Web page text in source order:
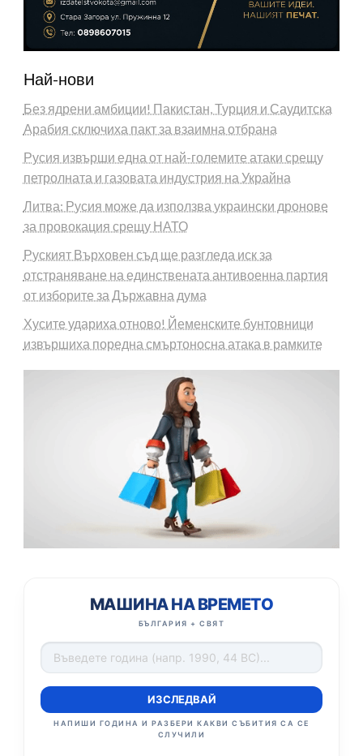
Най-нови
Без ядрени амбиции! Пакистан, Турция и Саудитска
Арабия сключиха пакт за взаимна отбрана
Русия извърши една от най-големите атаки срещу
петролната и газовата индустрия на Украйна
Литва: Русия може да използва украински дронове
за провокация срещу НАТО
Руският Върховен съд ще разгледа иск за
отстраняване на единствената антивоенна партия
от изборите за Държавна дума
Хусите удариха отново! Йеменските бунтовници
извършиха поредна смъртоносна атака в рамките
МАШИНА НА ВРЕМЕТО
БЪЛГАРИЯ + СВЯТ
ИЗСЛЕДВАЙ
НАПИШИ ГОДИНА И РАЗБЕРИ КАКВИ СЪБИТИЯ СА СЕ
СЛУЧИЛИ